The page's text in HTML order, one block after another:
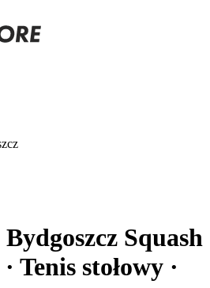
Squash
Tenis stołowy ·